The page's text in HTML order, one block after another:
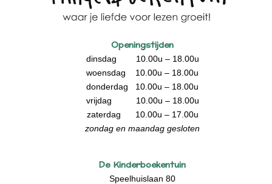
Openingstijden
dinsdag 10.00u – 18.00u
woensdag 10.00u – 18.00u
donderdag 10.00u – 18.00u
vrijdag 10.00u – 18.00u
zaterdag 10.00u – 17.00u
zondag en maandag gesloten
De Kinderboekentuin
Speelhuislaan 80